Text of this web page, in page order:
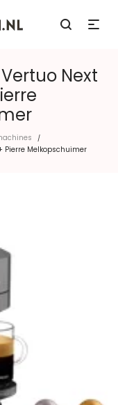
Next
/
Pierre Melkopschuimer